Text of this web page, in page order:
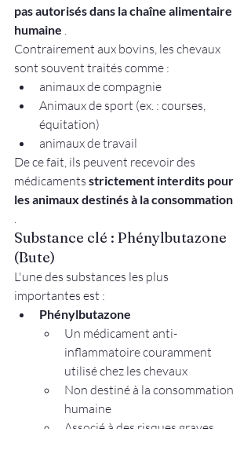
pas autorisés dans la chaîne alimentaire
humaine
Contrairement aux bovins, les chevaux
sont souvent traités comme :
animaux de compagnie
Animaux de sport (ex. : courses,
équitation)
animaux de travail
De ce fait, ils peuvent recevoir des
médicaments strictement interdits pour
les animaux destinés à la consommation
Substance clé : Phénylbutazone
(Bute)
L'une des substances les plus
importantes est :
Phénylbutazone
Un médicament anti-
inflammatoire couramment
utilisé chez les chevaux
Non destiné à la consommation
humaine
Associé à des risques graves